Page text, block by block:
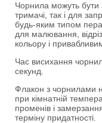
Чорнила можуть бути
тримачі, так і для
будь-яким типом
для малювання,
кольору і
Час висихання
секунд.
Флакон з чорнилами
при кімнатній
променів і
терміну придатності.